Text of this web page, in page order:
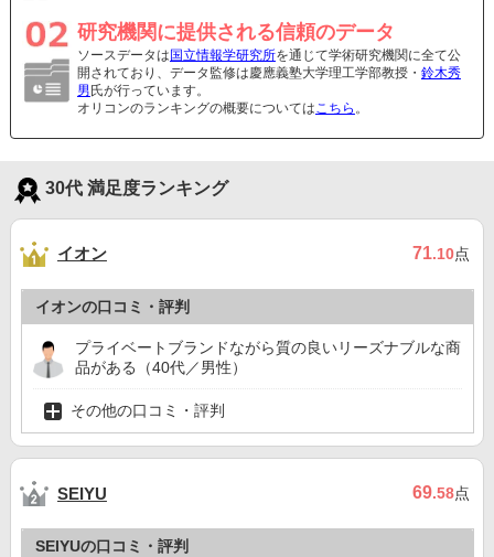
研究機関に提供される信頼のデータ
ソースデータは 国立情報学研究所を通じて学術研究機関に全て公
開されており、データ監修は慶應義塾大学理工学部教授・ 鈴木秀
男 氏が行っています。
オリコンのランキングの概要についてはこちら 。
30代 満足度ランキング
イオン 71.10点
イオンの口コミ・評判
プライベートブランドながら質の良いリーズナブルな商
品がある（40代／男性）
その他の口コミ・評判
SEIYU 69.58点
SEIYUの口コミ・評判